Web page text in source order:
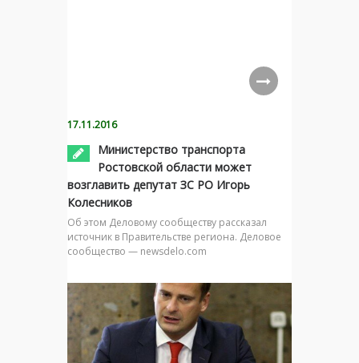
17.11.2016
Министерство транспорта
Ростовской области может
возглавить депутат ЗС РО Игорь
Колесников
Об этом Деловому сообществу рассказал
источник в Правительстве региона. Деловое
сообщество — newsdelo.com